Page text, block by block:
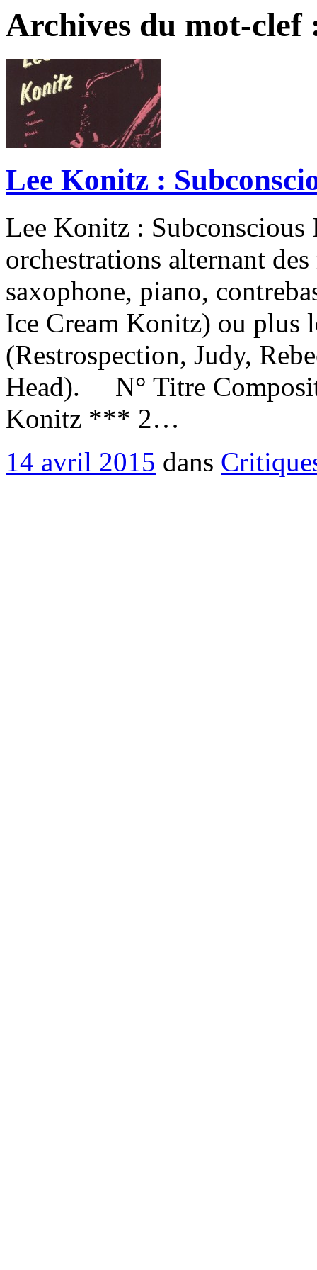
Archives du mot-
Lee Konitz :
Lee Konitz :
orchestrations alternant
saxophone, piano,
Ice Cream Konitz) ou plus
(Restrospection, Judy,
Head). N° Titre
Konitz *** 2…
14 avril 2015 dans